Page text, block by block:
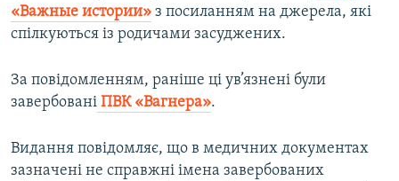
«Важные истории» з посиланням на джерела, які
спілкуються із родичами засуджених.
За повідомленням, раніше ці ув’язнені були
завербовані ПВК «Вагнера».
Видання повідомляє, що в медичних документах
зазначені не справжні імена завербованих